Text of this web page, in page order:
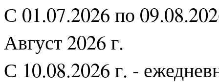
С 01.07.2026 по
Август 2026 г.
С 10.08.2026 г. -